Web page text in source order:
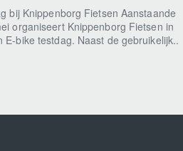
bij Knippenborg Fietsen Aanstaande
organiseert Knippenborg Fietsen in
E-bike testdag. Naast de gebruikelijk..